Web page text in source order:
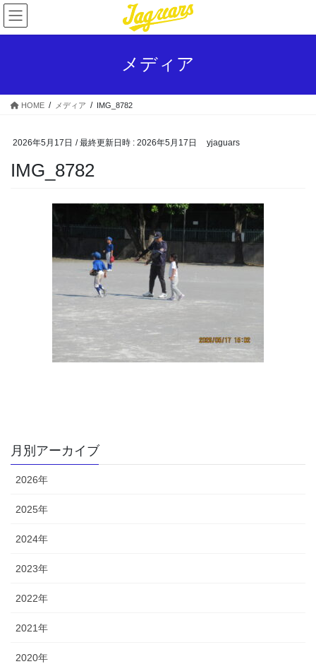
コ
ン
テ
ス
ナ
ビ
ゲ
ン
メディア
HOME メディア IMG_8782
2026年5月17日 / 最終更新日時 : 2026年5月17日 yjaguars
IMG_8782
月別アーカイブ
2026年
2025年
2024年
2023年
2022年
2021年
2020年